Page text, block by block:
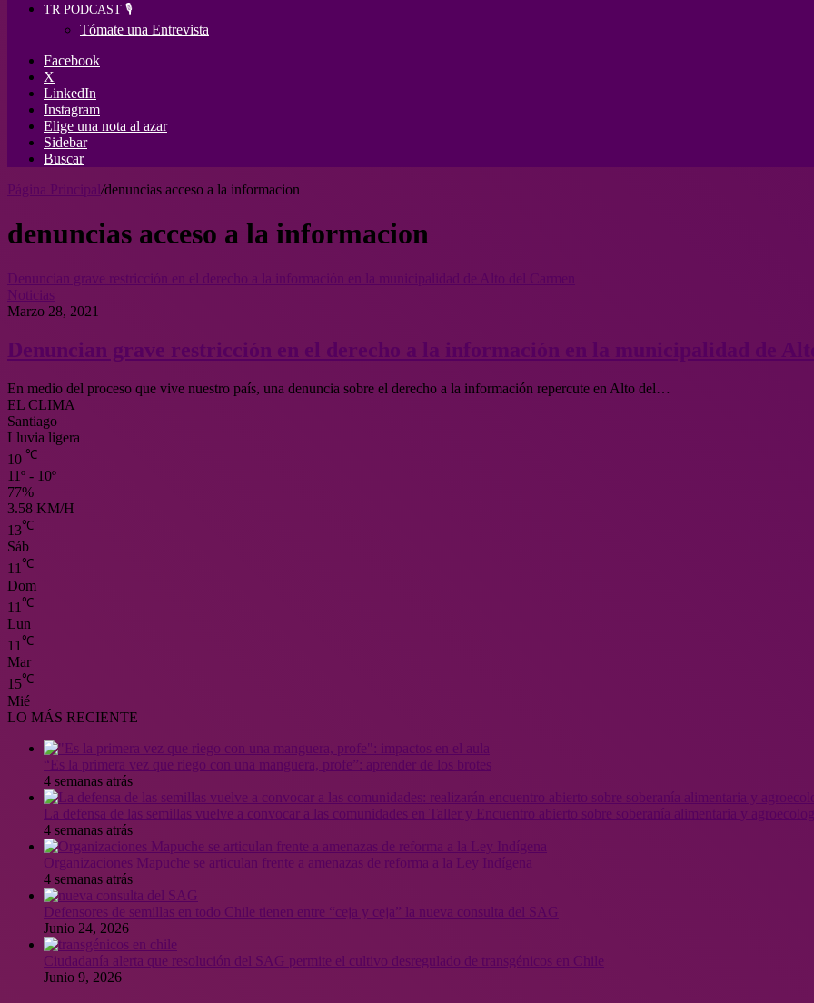
TR PODCAST 🎙️
Tómate una Entrevista
Facebook
X
LinkedIn
Instagram
Elige una nota al azar
Sidebar
Buscar
Página Principal /denuncias acceso a la informacion
denuncias acceso a la informacion
Denuncian grave restricción en el derecho a la información en la municipalidad de Alto del Carmen
Noticias
Marzo 28, 2021
Denuncian grave restricción en el derecho a la información en la municipalidad de
En medio del proceso que vive nuestro país, una denuncia sobre el derecho a la información repercute en Alto del…
EL CLIMA
Santiago
Lluvia ligera
10 ℃
11º - 10º
77%
3.58 KM/H
13℃
Sáb
11℃
Dom
11 ℃
Lun
11 ℃
Mar
15℃
Mié
LO MÁS RECIENTE
“Es la primera vez que riego con una manguera, profe”: aprender de los brotes
4 semanas atrás
La defensa de las semillas vuelve a convocar a las comunidades en Taller y Encuentro abierto sobre soberanía alimentaria y
4 semanas atrás
Organizaciones Mapuche se articulan frente a amenazas de reforma a la Ley Indígena
4 semanas atrás
Defensores de semillas en todo Chile tienen entre “ceja y ceja” la nueva consulta del SAG
Junio 24, 2026
Ciudadanía alerta que resolución del SAG permite el cultivo desregulado de transgénicos en Chile
Junio 9, 2026